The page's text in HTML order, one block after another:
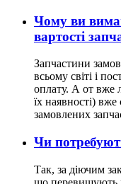
Чому ви
вартості
Запчастини
всьому світі і
оплату. А от вже
їх наявності)
замовлених
Чи
Так, за діючим